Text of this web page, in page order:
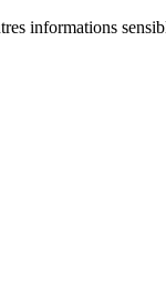
informations